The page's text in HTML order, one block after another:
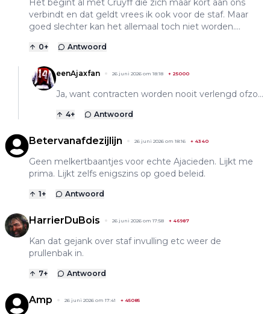
Het begint al met Cruyff die zich maar kort aan ons
verbindt en dat geldt vrees ik ook voor de staf. Maar
goed slechter kan het allemaal toch niet worden….
0+ Antwoord
eenAjaxfan 26 juni 2026 om 18:18 + 25000
Ja, want contracten worden nooit verlengd ofzo...
4+ Antwoord
Betervanafdezijlijn 26 juni 2026 om 18:16 + 4340
Geen melkertbaantjes voor echte Ajacieden. Lijkt me
prima. Lijkt zelfs enigszins op goed beleid.
1+ Antwoord
HarrierDuBois 26 juni 2026 om 17:58 + 46987
Kan dat gejank over staf invulling etc weer de
prullenbak in.
7+ Antwoord
Amp 26 juni 2026 om 17:41 + 45085